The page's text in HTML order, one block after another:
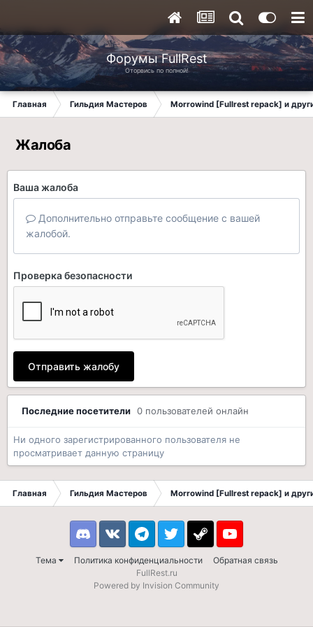
Форумы FullRest
Оторвись по полной!
Главная Гильдия Мастеров Morrowind [Fullrest repack] и
Жалоба
Ваша жалоба
Дополнительно отправьте сообщение с вашей
жалобой.
Проверка безопасности
Отправить жалобу
Последние посетители 0 пользователей онлайн
Ни одного зарегистрированного пользователя не
просматривает данную страницу
Главная Гильдия Мастеров Morrowind [Fullrest repack] и
Тема Политика конфиденциальности Обратная связь
DiscordVK TelegramTwitter Steam Youtube
FullRest.ru
Powered by Invision Community